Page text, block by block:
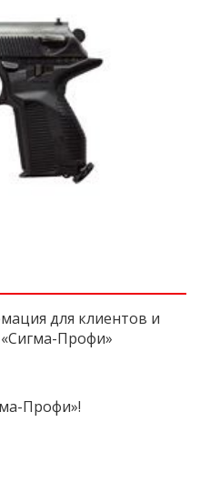
для клиентов и
Профи»
Профи»!